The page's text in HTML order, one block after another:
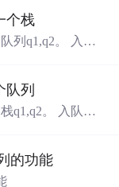
个栈
栈顶：将q1中前
顶。 考虑到我
列
using namespace std; template class Queue {
的功能